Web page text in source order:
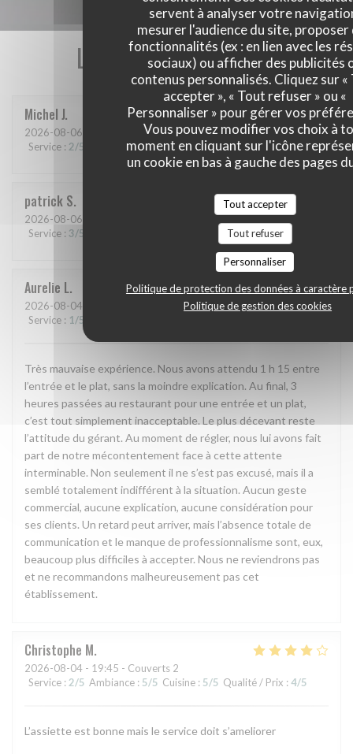
servent à analyser votre
mesurer l'audience du site, proposer
fonctionnalités (ex : en lien avec les
sociaux) ou afficher des publicités
contenus personnalisés. Cliquez sur «
accepter », « Tout refuser » ou «
Personnaliser » pour gérer vos
Vous pouvez modifier vos choix à
moment en cliquant sur l'icône
un cookie en bas à gauche des pages
Tout accepter
Tout refuser
Personnaliser
Politique de protection des données à caractère
Politique de gestion des cookies
Les avis de nos clients
Michel J
2026-08-06 - 12:15 - Couverts 2
Service : 2/5 Ambiance:1/5 Cuisine : 2/5 Qualité / Prix:1/5
patrick S
2026-08-06
Service : 3/5 Qualité / Prix
Aurelie L
2026-08-04
Service : 1/5
Très mauvaise expérience. Nous avons attendu 1 h 15 entre
l’entrée et le plat, sans la moindre explication. Au final, 3
heures passées au restaurant pour une entrée et un plat,
c’est tout simplement inacceptable. Le plus décevant reste
l’attitude du gérant. Au moment de régler, nous lui avons fait
part de notre mécontentement face à cette attente
interminable. Non seulement il ne s’est pas excusé, mais il a
semblé totalement indifférent à la situation. Aucun geste
commercial, aucune explication, aucune considération pour
ses clients. Un retard peut arriver, mais l’absence totale de
communication et le manque de professionnalisme sont, eux,
beaucoup plus difficiles à accepter. Nous ne reviendrons pas
et ne recommandons malheureusement pas cet
établissement.
Christophe M
2026-08-04 - 19:45 - Couverts 2
Service : 2/5 Ambiance : 5/5 Cuisine : 5/5 Qualité / Prix : 4/5
L’assiette est bonne mais le service doit s’ameliorer